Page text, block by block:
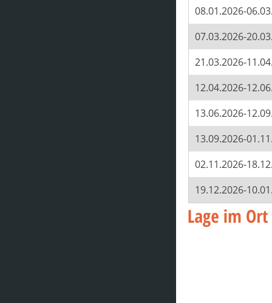
08.01.2026-
07.03.2026-
21.03.2026-
12.04.2026-
13.06.2026-
13.09.2026-
02.11.2026-
19.12.2026-